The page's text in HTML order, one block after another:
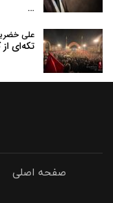
…
علی
تکه‌ای
صفحه اصلی